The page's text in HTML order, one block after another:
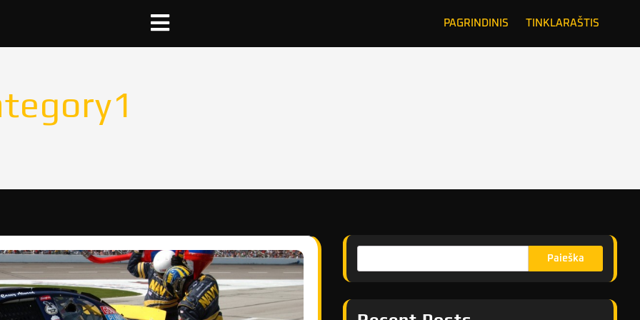
PAGRINDINIS TINKLARAŠTIS
Paieška